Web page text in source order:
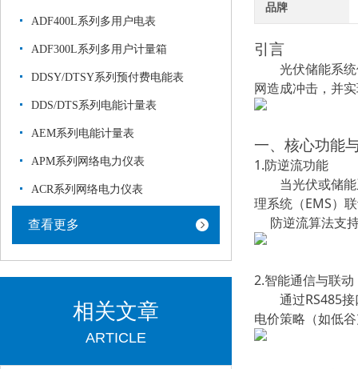
ADF400L系列多用户电表
ADF300L系列多用户计量箱
DDSY/DTSY系列预付费电能表
DDS/DTS系列电能计量表
AEM系列电能计量表
APM系列网络电力仪表
ACR系列网络电力仪表
查看更多
相关文章
ARTICLE
品牌
引言
光伏储能系
网造成冲击，并
一、核心功能
1.防逆流功能
当光伏或储
理系统（EMS）
防逆流算法支
2.智能通信与联动
通过RS485
电价策略（如低